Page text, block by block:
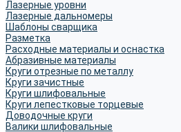
Лазерные уровни
Лазерные дальномеры
Шаблоны сварщика
Разметка
Расходные материалы и оснастка
Абразивные материалы
Круги отрезные по металлу
Круги зачистные
Круги шлифовальные
Круги лепестковые торцевые
Доводочные круги
Валики шлифовальные